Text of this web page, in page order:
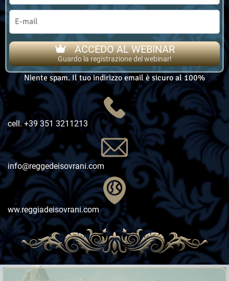
ACCEDO AL WEBINAR
Guardo la registrazione del webinar!
Niente spam. Il tuo indirizzo email è sicuro al 100%
cell. +39 351 3211213
info@reggedeisovrani.com
ww.reggiadeisovrani.com